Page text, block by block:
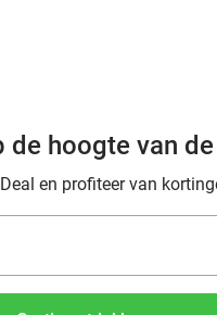
de
de hoogte van
en profiteer van